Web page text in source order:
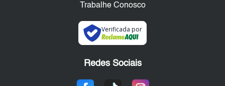
Trabalhe Conosco
Verificada por
Redes Sociais